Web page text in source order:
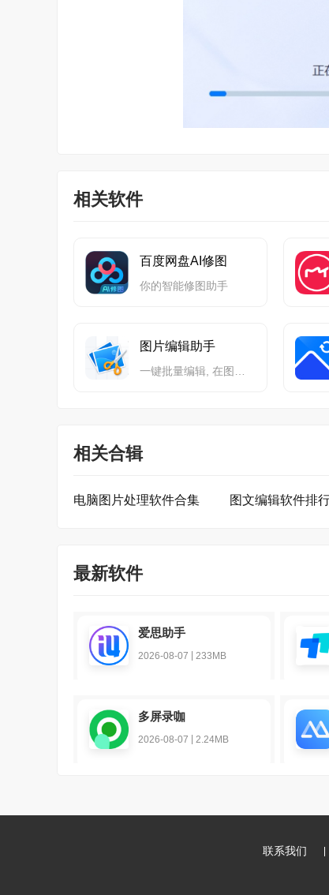
相关软件
百度网盘AI修图
你的智能修图助手
图片编辑助手
相关合辑
电脑图片处理软件合集
最新软件
爱思助手
2026-08-07 | 233MB
多屏录咖
2026-08-07 | 2.24MB
联系我们